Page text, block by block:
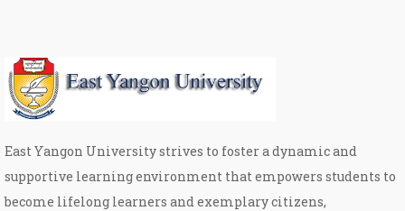
East Yangon University strives to foster a dynamic and
supportive learning environment that empowers students to
become lifelong learners and exemplary citizens,